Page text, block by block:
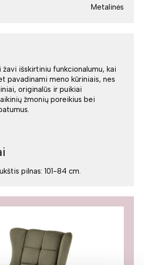
Metalinės
žavi išskirtiniu funkcionalumu, kai
pavadinami meno kūriniais, nes
originalūs ir puikiai
žmonių poreikius bei
pilnas: 101-84 cm.